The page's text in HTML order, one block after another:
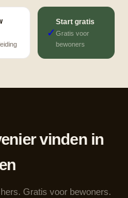
✓
Start gratis
Gratis voor
bewoners
vinden in
Gratis voor bewoners.